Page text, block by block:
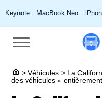
Keynote MacBook Neo
> Véhicules > La
des véhicules «